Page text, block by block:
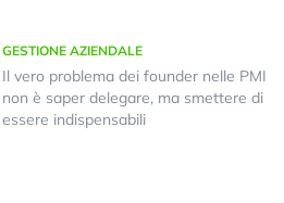
GESTIONE AZIENDALE
Il vero problema dei founder nelle PMI
non è saper delegare, ma smettere di
essere indispensabili